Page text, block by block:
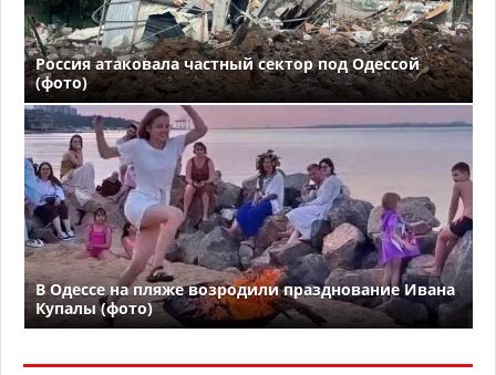
Россия атаковала частный сектор под Одессой
(фото)
В Одессе на пляже возродили празднование Ивана
Купалы (фото)